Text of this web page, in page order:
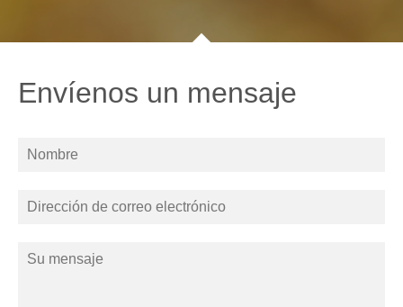
Envíenos un mensaje